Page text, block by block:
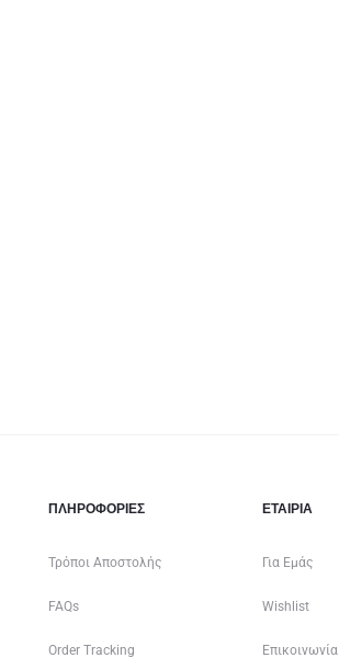
ΠΛΗΡΟΦΟΡΙΕΣ
Τρόποι Αποστολής
FAQs
Order Tracking
ΕΤΑΙΡΊΑ
Για Εμάς
Wishlist
Επικοινωνία